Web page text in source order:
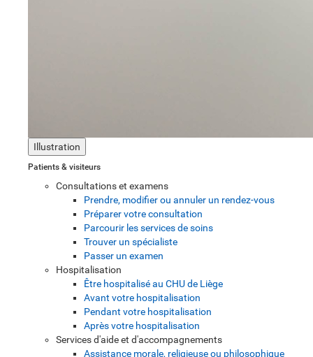
Illustration
Patients & visiteurs
Consultations et examens
Prendre, modifier ou annuler un rendez-vous
Préparer votre consultation
Parcourir les services de soins
Trouver un spécialiste
Passer un examen
Hospitalisation
Être hospitalisé au CHU de Liège
Avant votre hospitalisation
Pendant votre hospitalisation
Après votre hospitalisation
Services d'aide et d'accompagnements
Assistance morale, religieuse ou philosophique